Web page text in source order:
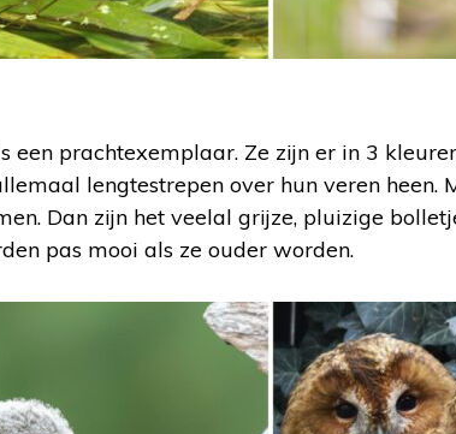
een prachtexemplaar. Ze zijn er in 3
lengtestrepen over hun veren heen.
Dan zijn het veelal grijze, pluizige
pas mooi als ze ouder worden.